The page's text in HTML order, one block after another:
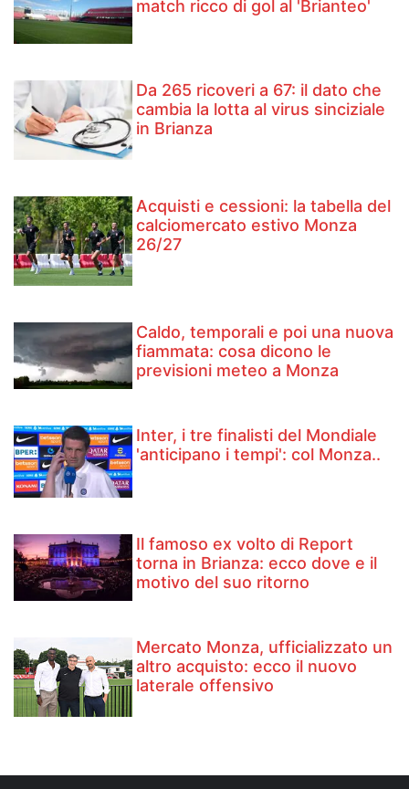
match ricco di gol al 'Brianteo'
Da 265 ricoveri a 67: il dato che
cambia la lotta al virus sinciziale
in Brianza
Acquisti e cessioni: la tabella del
calciomercato estivo Monza
26/27
Caldo, temporali e poi una nuova
fiammata: cosa dicono le
previsioni meteo a Monza
Inter, i tre finalisti del Mondiale
'anticipano i tempi': col Monza..
Il famoso ex volto di Report
torna in Brianza: ecco dove e il
motivo del suo ritorno
Mercato Monza, ufficializzato un
altro acquisto: ecco il nuovo
laterale offensivo